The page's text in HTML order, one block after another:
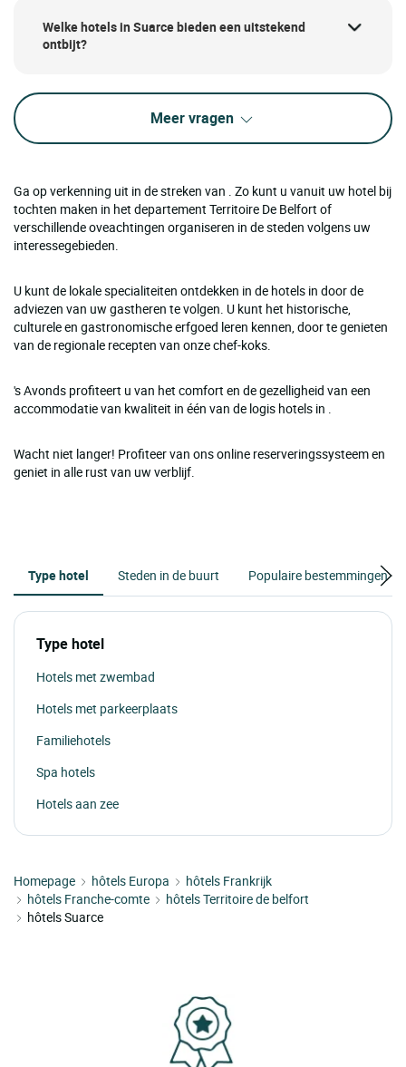
Welke hotels in Suarce bieden een uitstekend
ontbijt?
Meer vragen
Ga op verkenning uit in de streken van . Zo kunt u vanuit uw hotel bij
tochten maken in het departement Territoire De Belfort of
verschillende oveachtingen organiseren in de steden volgens uw
interessegebieden.
U kunt de lokale specialiteiten ontdekken in de hotels in door de
adviezen van uw gastheren te volgen. U kunt het historische,
culturele en gastronomische erfgoed leren kennen, door te genieten
van de regionale recepten van onze chef-koks.
's Avonds profiteert u van het comfort en de gezelligheid van een
accommodatie van kwaliteit in één van de logis hotels in .
Wacht niet langer! Profiteer van ons online reserveringssysteem en
geniet in alle rust van uw verblijf.
Type hotel Steden in de buurt Populaire bestemmingen
Type hotel
Hotels met zwembad
Hotels met parkeerplaats
Familiehotels
Spa hotels
Hotels aan zee
Homepage hôtels Europa
hôtels Frankrijk
hôtels Franche-comte
hôtels Territoire de belfort
hôtels Suarce